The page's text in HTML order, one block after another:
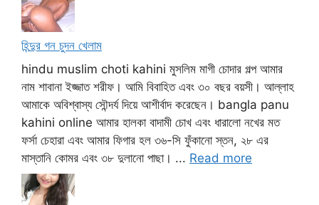
হিন্দুর গন চুদন খেলাম
hindu muslim choti kahini মুসলিম মাগী চোদার গল্প আমার
নাম শাবানা ইজ্জাত শরীফ। আমি বিবাহিত এবং ৩০ বছর বয়সী। আল্লাহ
আমাকে অবিশ্বাস্য সৌন্দর্য দিয়ে আশীর্বাদ করেছেন। bangla panu
kahini online আমার হালকা বাদামী চোখ এবং ধারালো নখের মত
ফর্সা চেহারা এবং আমার ফিগার হল ৩৬-সি ফুঁকানো স্তন, ২৮ এর
মাস্তানি কোমর এবং ৩৮ দুলানো পাছা। ... Read more